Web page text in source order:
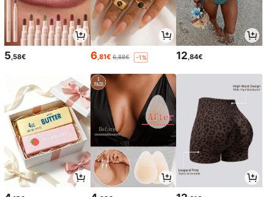
5,58€ 6,81€ 6,88€ -1% 12,84€